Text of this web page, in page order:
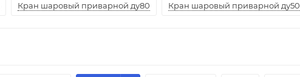
Кран шаровый приварной ду80 Кран шаровый приварной ду50